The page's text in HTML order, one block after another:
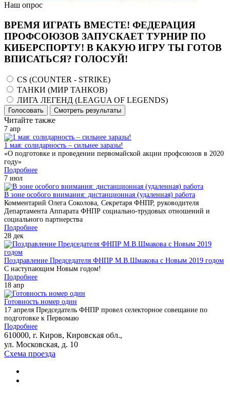
Наш опрос
ВРЕМЯ ИГРАТЬ ВМЕСТЕ! ФЕДЕРАЦИЯ
ПРОФСОЮЗОВ ЗАПУСКАЕТ ТУРНИР ПО
КИБЕРСПОРТУ! В КАКУЮ ИГРУ ТЫ ГОТОВ
ВПИСАТЬСЯ? ГОЛОСУЙ!
CS (COUNTER - STRIKE)
ТАНКИ (МИР ТАНКОВ)
ЛИГА ЛЕГЕНД (LEAGUA OF LEGENDS)
Голосовать Смотреть результаты
Читайте также
7 апр
1 мая: солидарность – сильнее заразы!
«О подготовке и проведении первомайской акции профсоюзов в 2020
году»
Подробнее
7 июл
В зоне особого внимания: дистанционная (удаленная) работа
Комментарий Олега Соколова, Секретаря ФНПР, руководителя
Департамента Аппарата ФНПР социально-трудовых отношений и
социального партнерства
Подробнее
28 дек
Поздравление Председателя ФНПР М.В.Шмакова с Новым 2019 годом
С наступающим Новым годом!
Подробнее
18 апр
Готовность номер один
17 апреля Председатель ФНПР провел селекторное совещание по
подготовке к Первомаю
Подробнее
610000, г. Киров, Кировская обл.,
ул. Московская, д. 10
Схема проезда